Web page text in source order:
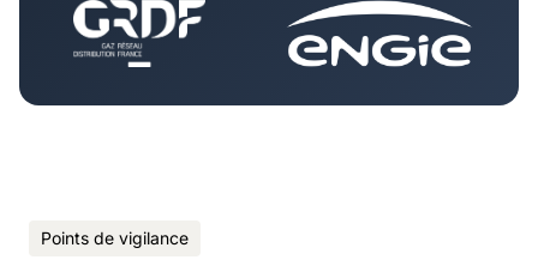
Points de vigilance